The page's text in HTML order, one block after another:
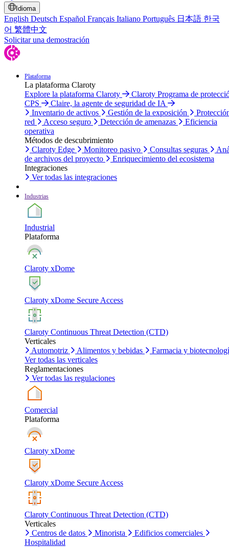
Idioma
English Deutsch Español Français Italiano Português 日本語 한국
어 繁體中文
Solicitar una demostración
Plataforma
La plataforma Claroty
Explore la plataforma Claroty
Claroty Programa de
CPS
Claire, la agente de seguridad de IA
Inventario de activos
Gestión de la exposición
red
Acceso seguro Detección de amenazas
Eficiencia
operativa
Métodos de descubrimiento
Claroty Edge
Monitoreo pasivo Consultas seguras
de archivos del proyecto
Enriquecimiento del ecosistema
Integraciones
Ver todas las integraciones
Industrias
Industrial
Plataforma
Claroty xDome
Claroty xDome Secure Access
Claroty Continuous Threat Detection (CTD)
Verticales
Automotriz
Alimentos y bebidas
Farmacia y
Ver todas las verticales
Reglamentaciones
Ver todas las regulaciones
Comercial
Plataforma
Claroty xDome
Claroty xDome Secure Access
Claroty Continuous Threat Detection (CTD)
Verticales
Centros de datos
Minorista
Edificios comerciales
Hospitalidad